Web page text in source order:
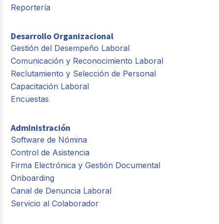
Reportería
Desarrollo Organizacional
Gestión del Desempeño Laboral
Comunicación y Reconocimiento Laboral
Reclutamiento y Selección de Personal
Capacitación Laboral
Encuestas
Administración
Software de Nómina
Control de Asistencia
Firma Electrónica y Gestión Documental
Onboarding
Canal de Denuncia Laboral
Servicio al Colaborador